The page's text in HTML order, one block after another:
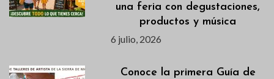
una feria con degustaciones,
productos y música
6 julio, 2026
Conoce la primera Guía de